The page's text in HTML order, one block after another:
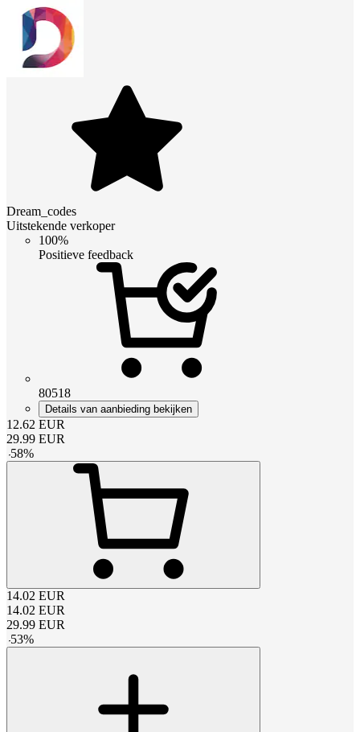
Dream_codes
Uitstekende verkoper
100%
Positieve feedback
80518
Details van aanbieding bekijken
12.62 EUR
29.99 EUR
-58%
14.02 EUR
14.02 EUR
29.99 EUR
-53%